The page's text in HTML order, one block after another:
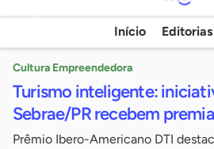
Início Editorias
Cultura Empreendedora
Turismo inteligente:
Sebrae/PR recebem
Prêmio Ibero-Americano DTI